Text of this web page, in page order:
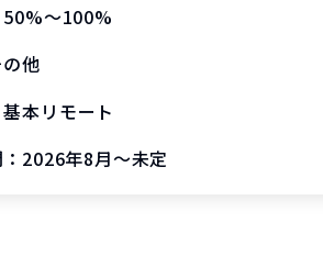
50%〜100%
他
基本リモート
2026年8月～未定